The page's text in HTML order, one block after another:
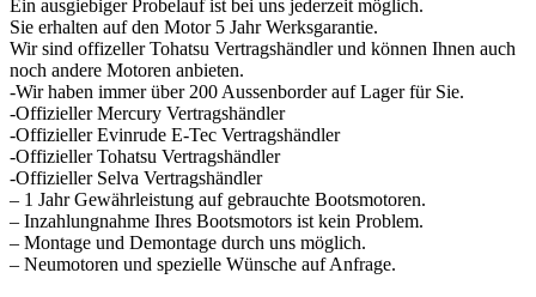
Ein ausgiebiger Probelauf ist bei uns jederzeit möglich.
Sie erhalten auf den Motor 5 Jahr Werksgarantie.
Wir sind offizeller Tohatsu Vertragshändler und können Ihnen auch
noch andere Motoren anbieten.
-Wir haben immer über 200 Aussenborder auf Lager für Sie.
-Offizieller Mercury Vertragshändler
-Offizieller Evinrude E-Tec Vertragshändler
-Offizieller Tohatsu Vertragshändler
-Offizieller Selva Vertragshändler
– 1 Jahr Gewährleistung auf gebrauchte Bootsmotoren.
– Inzahlungnahme Ihres Bootsmotors ist kein Problem.
– Montage und Demontage durch uns möglich.
– Neumotoren und spezielle Wünsche auf Anfrage.